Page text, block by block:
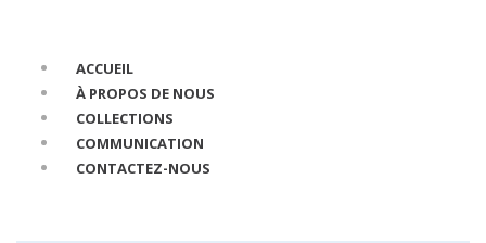
ACCUEIL
À PROPOS DE NOUS
COLLECTIONS
COMMUNICATION
CONTACTEZ-NOUS